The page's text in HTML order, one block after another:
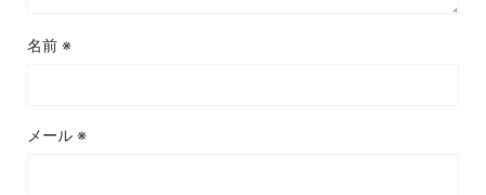
名前 ※
メール ※